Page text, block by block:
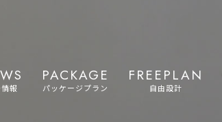
報
PACKAGE
パッケージプラン
FREEPLAN
自由設計